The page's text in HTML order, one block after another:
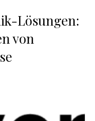
Lösungen:
von